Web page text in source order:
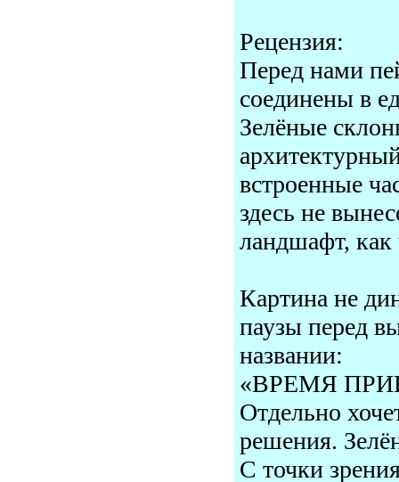
Рецензия:
Перед нами
соединены в
Зелёные
встроенные
здесь не
ландшафт, как
Картина не
паузы перед
названии:
«ВРЕМЯ
Отдельно
решения.
С точки